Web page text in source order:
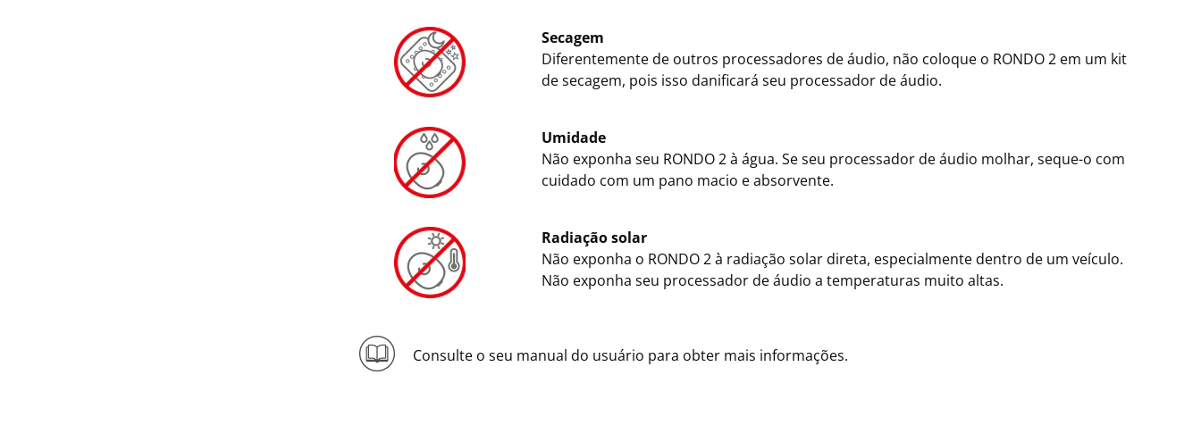
Secagem
Diferentemente de outros processadores de áudio, não coloque o RONDO 2 em um kit
de secagem, pois isso danificará seu processador de áudio.
Umidade
Não exponha seu RONDO 2 à água. Se seu processador de áudio molhar, seque-o com
cuidado com um pano macio e absorvente.
Radiação solar
Não exponha o RONDO 2 à radiação solar direta, especialmente dentro de um veículo.
Não exponha seu processador de áudio a temperaturas muito altas.
Consulte o seu manual do usuário para obter mais informações.